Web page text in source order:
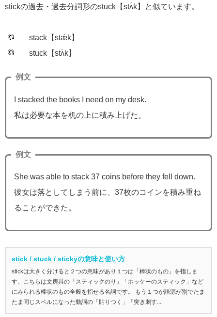
stickの過去・過去分詞形のstuck【stʌ́k】と似ています。
stack【stǽk】
stuck【stʌ́k】
例文
I stacked the books I need on my desk.
私は必要な本を机の上に積み上げた。
例文
She was able to stack 37 coins before they fell down.
彼女は落としてしまう前に、37枚のコインを積み重ね
ることができた。
stick / stuck / stickyの意味と使い方
stickは大きく分けると２つの意味があり１つは「棒状のもの」を指しま
す。こちらは文房具の「スティックのり」「ホッケーのスティック」など
にみられる棒状のもの全般を指せる名詞です。 もう１つが語源が別でたま
たま同じスペルになった動詞の「貼りつく」「突き刺す...